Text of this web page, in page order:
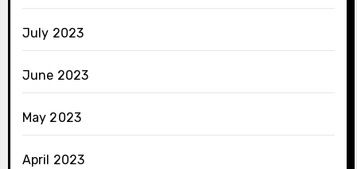
July 2023
June 2023
May 2023
April 2023